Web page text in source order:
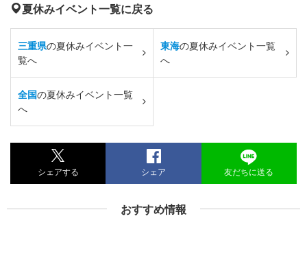
夏休みイベント一覧に戻る
三重県の夏休みイベント一
覧へ
東海の夏休みイベント一覧
へ
全国の夏休みイベント一覧
へ
シェアする シェア 友だちに送る
おすすめ情報